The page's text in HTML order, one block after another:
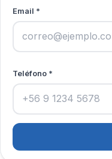
Email *
Teléfono *